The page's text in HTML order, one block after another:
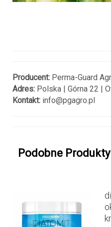
Producent: Perma-Guard
Adres: Polska | Górna 22 |
Kontakt: info@pgagro.pl
Podobne Produkty